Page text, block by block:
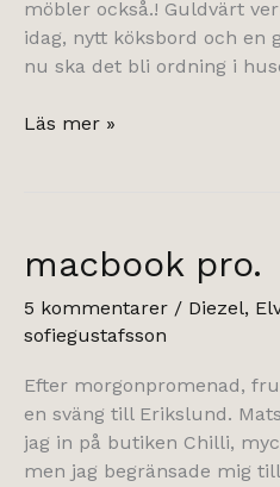
möbler också.! Guldvärt
idag, nytt köksbord och en
nu ska det bli ordning i
gäspning.
Läs mer »
macbook pro.
5 kommentarer / Diezel,
sofiegustafsson
Efter morgonpromenad,
en sväng till Erikslund.
jag in på butiken Chilli,
men jag begränsade mig